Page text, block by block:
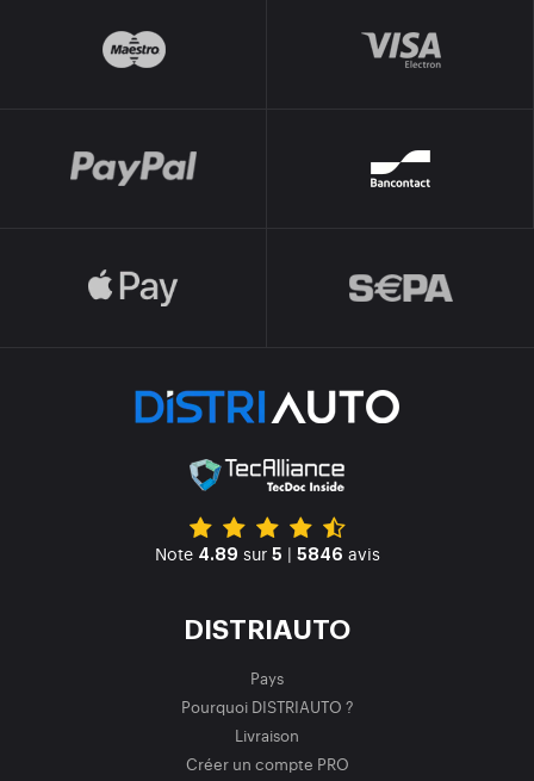
Note 4.89 sur 5 | 5846 avis
DISTRIAUTO
Pays
Pourquoi DISTRIAUTO ?
Livraison
Créer un compte PRO